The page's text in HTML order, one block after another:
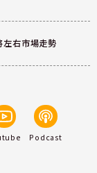
右市場走勢
Podcast